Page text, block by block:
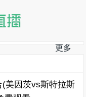
更多
(美因茨vs斯特拉斯